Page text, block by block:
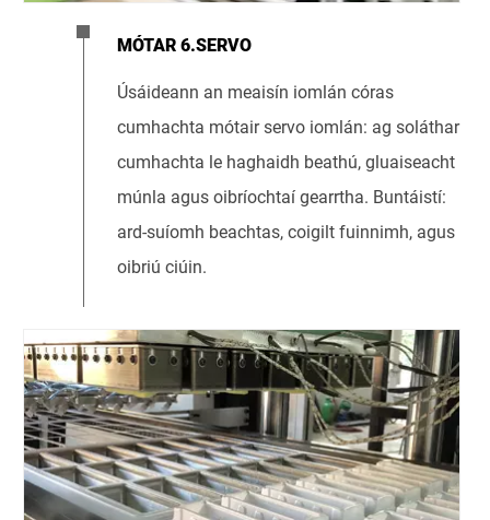
MÓTAR 6.SERVO
Úsáideann an meaisín iomlán córas
cumhachta mótair servo iomlán: ag soláthar
cumhachta le haghaidh beathú, gluaiseacht
múnla agus oibríochtaí gearrtha. Buntáistí:
ard-suíomh beachtas, coigilt fuinnimh, agus
oibriú ciúin.